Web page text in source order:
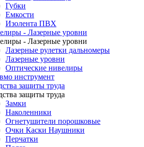
Губки
Емкости
Изолента ПВХ
- Лазерные уровни
- Лазерные уровни
Лазерные рулетки дальномеры
Лазерные уровни
Оптические нивелиры
инструмент
защиты труда
защиты труда
Замки
Наколенники
Огнетушители порошковые
Очки Каски Наушники
Перчатки